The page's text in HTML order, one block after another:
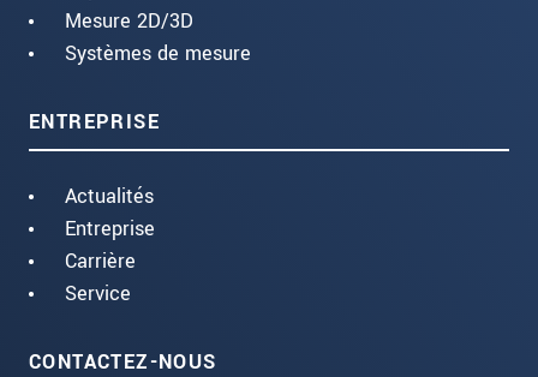
Mesure 2D/3D
Systèmes de mesure
ENTREPRISE
Actualités
Entreprise
Carrière
Service
CONTACTEZ-NOUS